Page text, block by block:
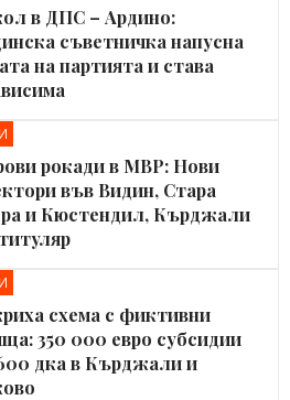
в ДПС – Ардино:
съветничка напусна
на партията и става
рокади в МВР: Нови
във Видин, Стара
и Кюстендил, Кърджали
схема с фиктивни
350 000 евро субсидии
дка в Кърджали и